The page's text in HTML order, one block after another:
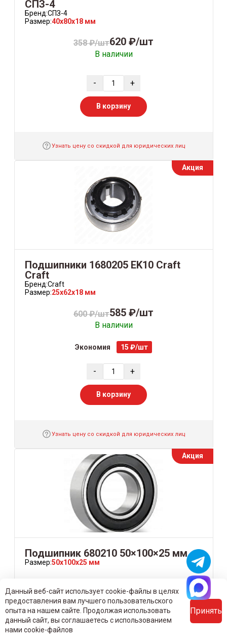
СПЗ-4
Бренд:СПЗ-4
Размер:40x80x18 мм
358 ₽/шт620 ₽/шт
В наличии
- +
В корзину
Узнать цену со скидкой для юридических лиц
Акция
Подшипники 1680205 EK10 Craft
Craft
Бренд:Craft
Размер:25x62x18 мм
600 ₽/шт585 ₽/шт
В наличии
Экономия 15 ₽/шт
- +
В корзину
Узнать цену со скидкой для юридических лиц
Акция
Подшипник 680210 50×100×25 мм
Размер:50x100x25 мм
В наличии
Экономия 30 ₽/шт
Данный веб-сайт использует cookie-файлы в целях
предоставления вам лучшего пользовательского
опыта на нашем сайте. Продолжая использовать
данный сайт, вы соглашаетесь с использованием
нами cookie-файлов
Принять